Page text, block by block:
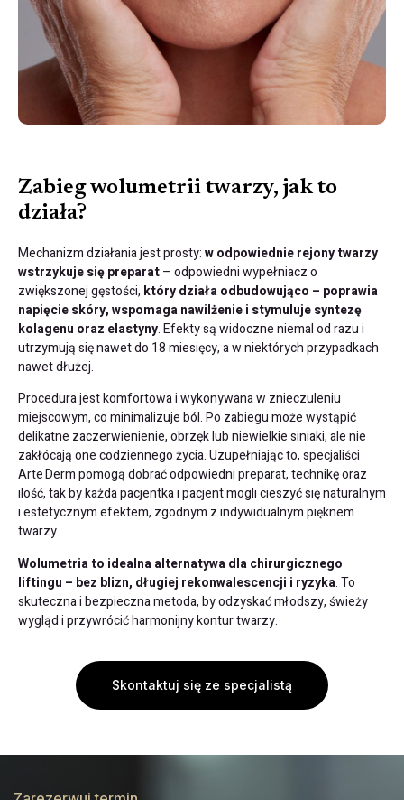
Zabieg wolumetrii twarzy, jak to
działa?
Mechanizm działania jest prosty:w odpowiednie rejony twarzy
wstrzykuje się preparat– odpowiedni wypełniacz o
zwiększonej gęstości, który działa odbudowująco – poprawia
napięcie skóry, wspomaga nawilżenie i stymuluje syntezę
kolagenu oraz elastyny. Efekty są widoczne niemal od razu i
utrzymują się nawet do 18 miesięcy, a w niektórych przypadkach
nawet dłużej.
Procedura jest komfortowa i wykonywana w znieczuleniu
miejscowym, co minimalizuje ból. Po zabiegu może wystąpić
delikatne zaczerwienienie, obrzęk lub niewielkie siniaki, ale nie
zakłócają one codziennego życia. Uzupełniając to, specjaliści
Arte Derm pomogą dobrać odpowiedni preparat, technikę oraz
ilość, tak by każda pacjentka i pacjent mogli cieszyć się naturalnym
i estetycznym efektem, zgodnym z indywidualnym pięknem
twarzy.
Wolumetria to idealna alternatywa dla chirurgicznego
liftingu – bez blizn, długiej rekonwalescencji i ryzyka. To
skuteczna i bezpieczna metoda, by odzyskać młodszy, świeży
wygląd i przywrócić harmonijny kontur twarzy.
Skontaktuj się ze specjalistą